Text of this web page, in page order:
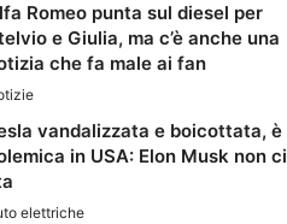
Romeo punta sul diesel per
e Giulia, ma c’è anche una
che fa male ai fan
vandalizzata e boicottata, è
in USA: Elon Musk non ci
elettriche